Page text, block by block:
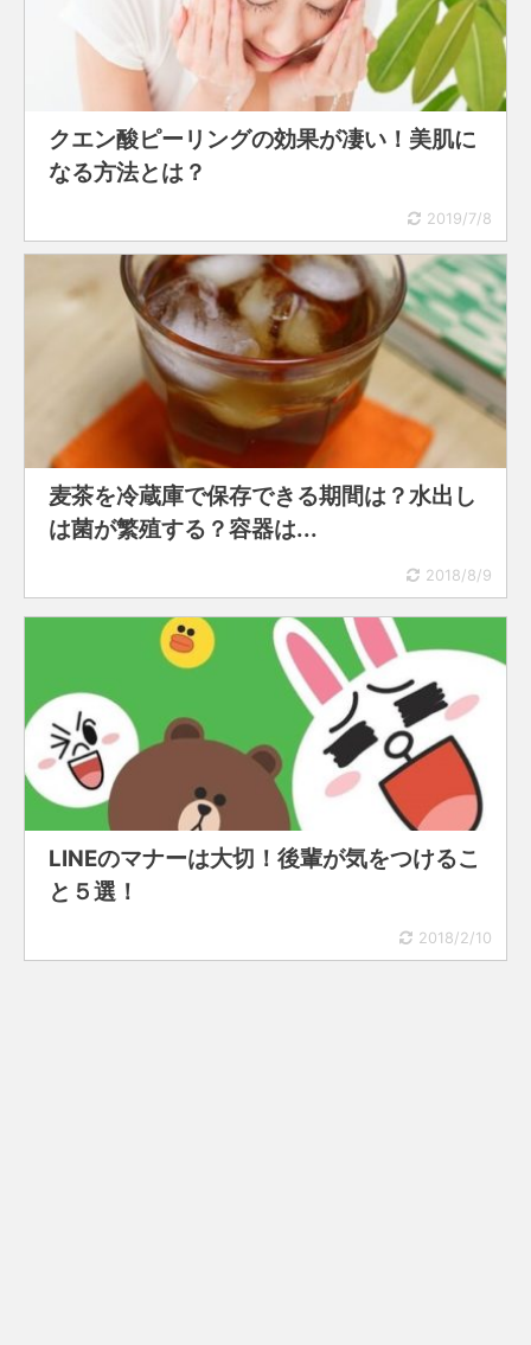
クエン酸ピーリングの効果が凄い！美肌に
なる方法とは？
2019/7/8
麦茶を冷蔵庫で保存できる期間は？水出し
は菌が繁殖する？容器は...
2018/8/9
LINEのマナーは大切！後輩が気をつけるこ
と５選！
2018/2/10